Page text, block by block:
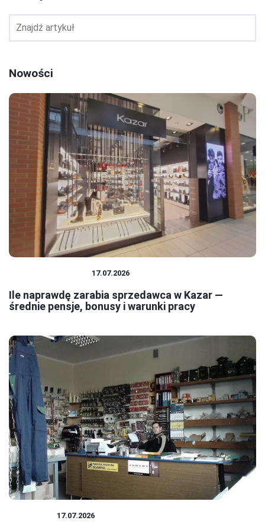
Nowości
17.07.2026
Ile naprawdę zarabia sprzedawca w Kazar —
średnie pensje, bonusy i warunki pracy
17.07.2026